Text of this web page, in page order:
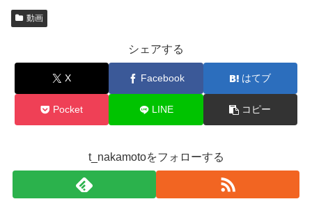
動画
シェアする
X Facebook はてブ
Pocket LINE コピー
t_nakamotoをフォローする